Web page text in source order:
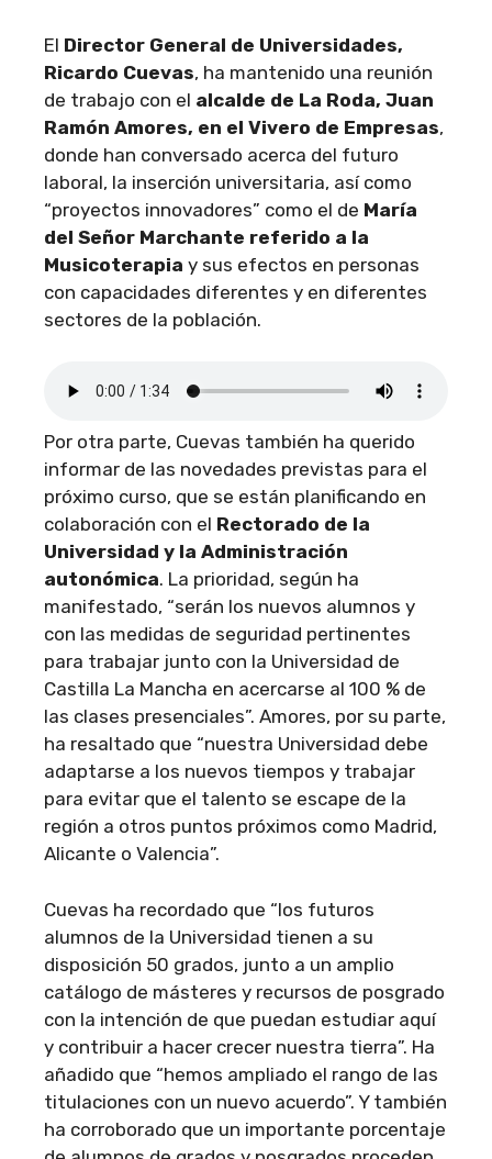
El Director General de Universidades,
Ricardo Cuevas, ha mantenido una reunión
de trabajo con el alcalde de La Roda, Juan
Ramón Amores, en el Vivero de Empresas,
donde han conversado acerca del futuro
laboral, la inserción universitaria, así como
“proyectos innovadores” como el de María
del Señor Marchante referido a la
Musicoterapia y sus efectos en personas
con capacidades diferentes y en diferentes
sectores de la población.
Por otra parte, Cuevas también ha querido
informar de las novedades previstas para el
próximo curso, que se están planificando en
colaboración con el Rectorado de la
Universidad y la Administración
autonómica. La prioridad, según ha
manifestado, “serán los nuevos alumnos y
con las medidas de seguridad pertinentes
para trabajar junto con la Universidad de
Castilla La Mancha en acercarse al 100 % de
las clases presenciales”. Amores, por su parte,
ha resaltado que “nuestra Universidad debe
adaptarse a los nuevos tiempos y trabajar
para evitar que el talento se escape de la
región a otros puntos próximos como Madrid,
Alicante o Valencia”.
Cuevas ha recordado que “los futuros
alumnos de la Universidad tienen a su
disposición 50 grados, junto a un amplio
catálogo de másteres y recursos de posgrado
con la intención de que puedan estudiar aquí
y contribuir a hacer crecer nuestra tierra”. Ha
añadido que “hemos ampliado el rango de las
titulaciones con un nuevo acuerdo”. Y también
ha corroborado que un importante porcentaje